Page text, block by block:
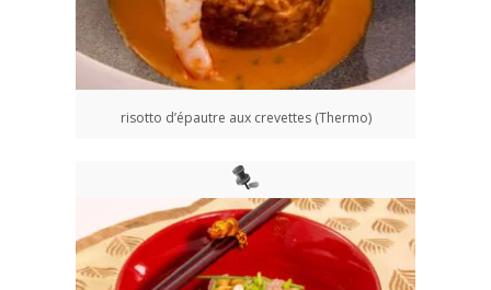
risotto d’épautre aux crevettes (Thermo)